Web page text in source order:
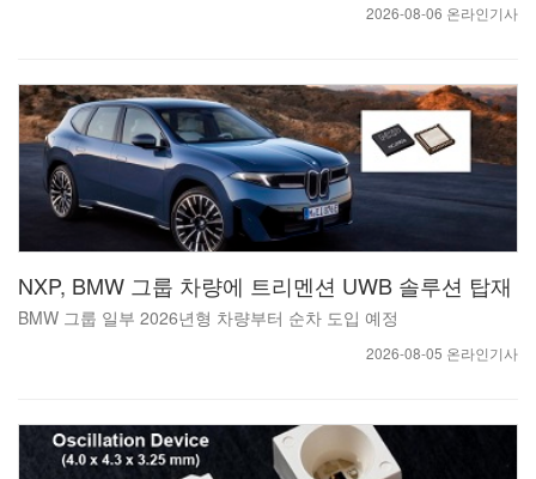
2026-08-06 온라인기사
NXP, BMW 그룹 차량에 트리멘션 UWB 솔루션 탑재
BMW 그룹 일부 2026년형 차량부터 순차 도입 예정
2026-08-05 온라인기사